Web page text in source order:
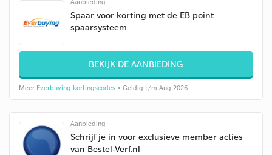
Aanbieding
Spaar voor korting met de EB point
spaarsysteem
BEKIJK DE AANBIEDING
Meer Everbuying kortingscodes • Geldig t/m Aug 2026
Aanbieding
Schrijf je in voor exclusieve member acties
van Bestel-Verf.nl